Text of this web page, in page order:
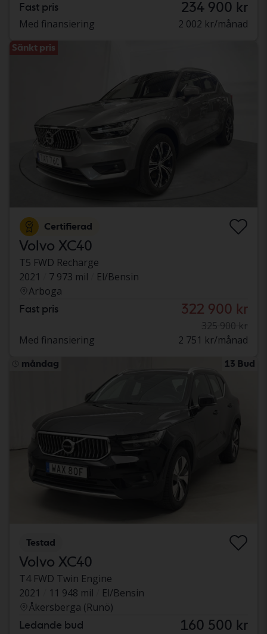
Fast pris 234 900 kr
Med finansiering 2 002 kr/månad
Sänkt pris
Certifierad
Volvo XC40
T5 FWD Recharge
2021
7 973 mil
El/Bensin
Arboga
Fast pris 322 900 kr
325 900 kr
Med finansiering
2 751 kr/månad
måndag 13 Bud
Testad
Volvo XC40
T4 FWD Twin Engine
2021
11 948 mil
El/Bensin
Åkersberga (Runö)
Ledande bud 160 500 kr